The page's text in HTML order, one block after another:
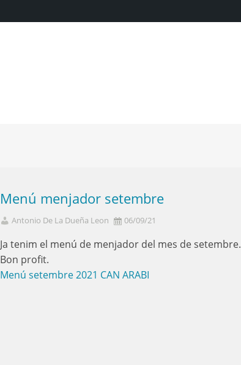
Menú menjador setembre
Antonio De La Dueña Leon 06/09/21
Ja tenim el menú de menjador del mes de setembre.
Bon profit.
Menú setembre 2021 CAN ARABI